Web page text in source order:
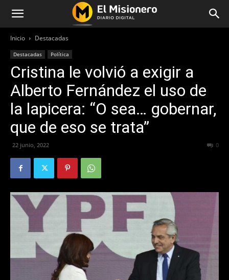
Inicio Destacadas
Destacadas Política
Cristina le volvió a exigir a
Alberto Fernández el uso de
la lapicera: “O sea… gobernar,
que de eso se trata”
22 junio, 2022 0